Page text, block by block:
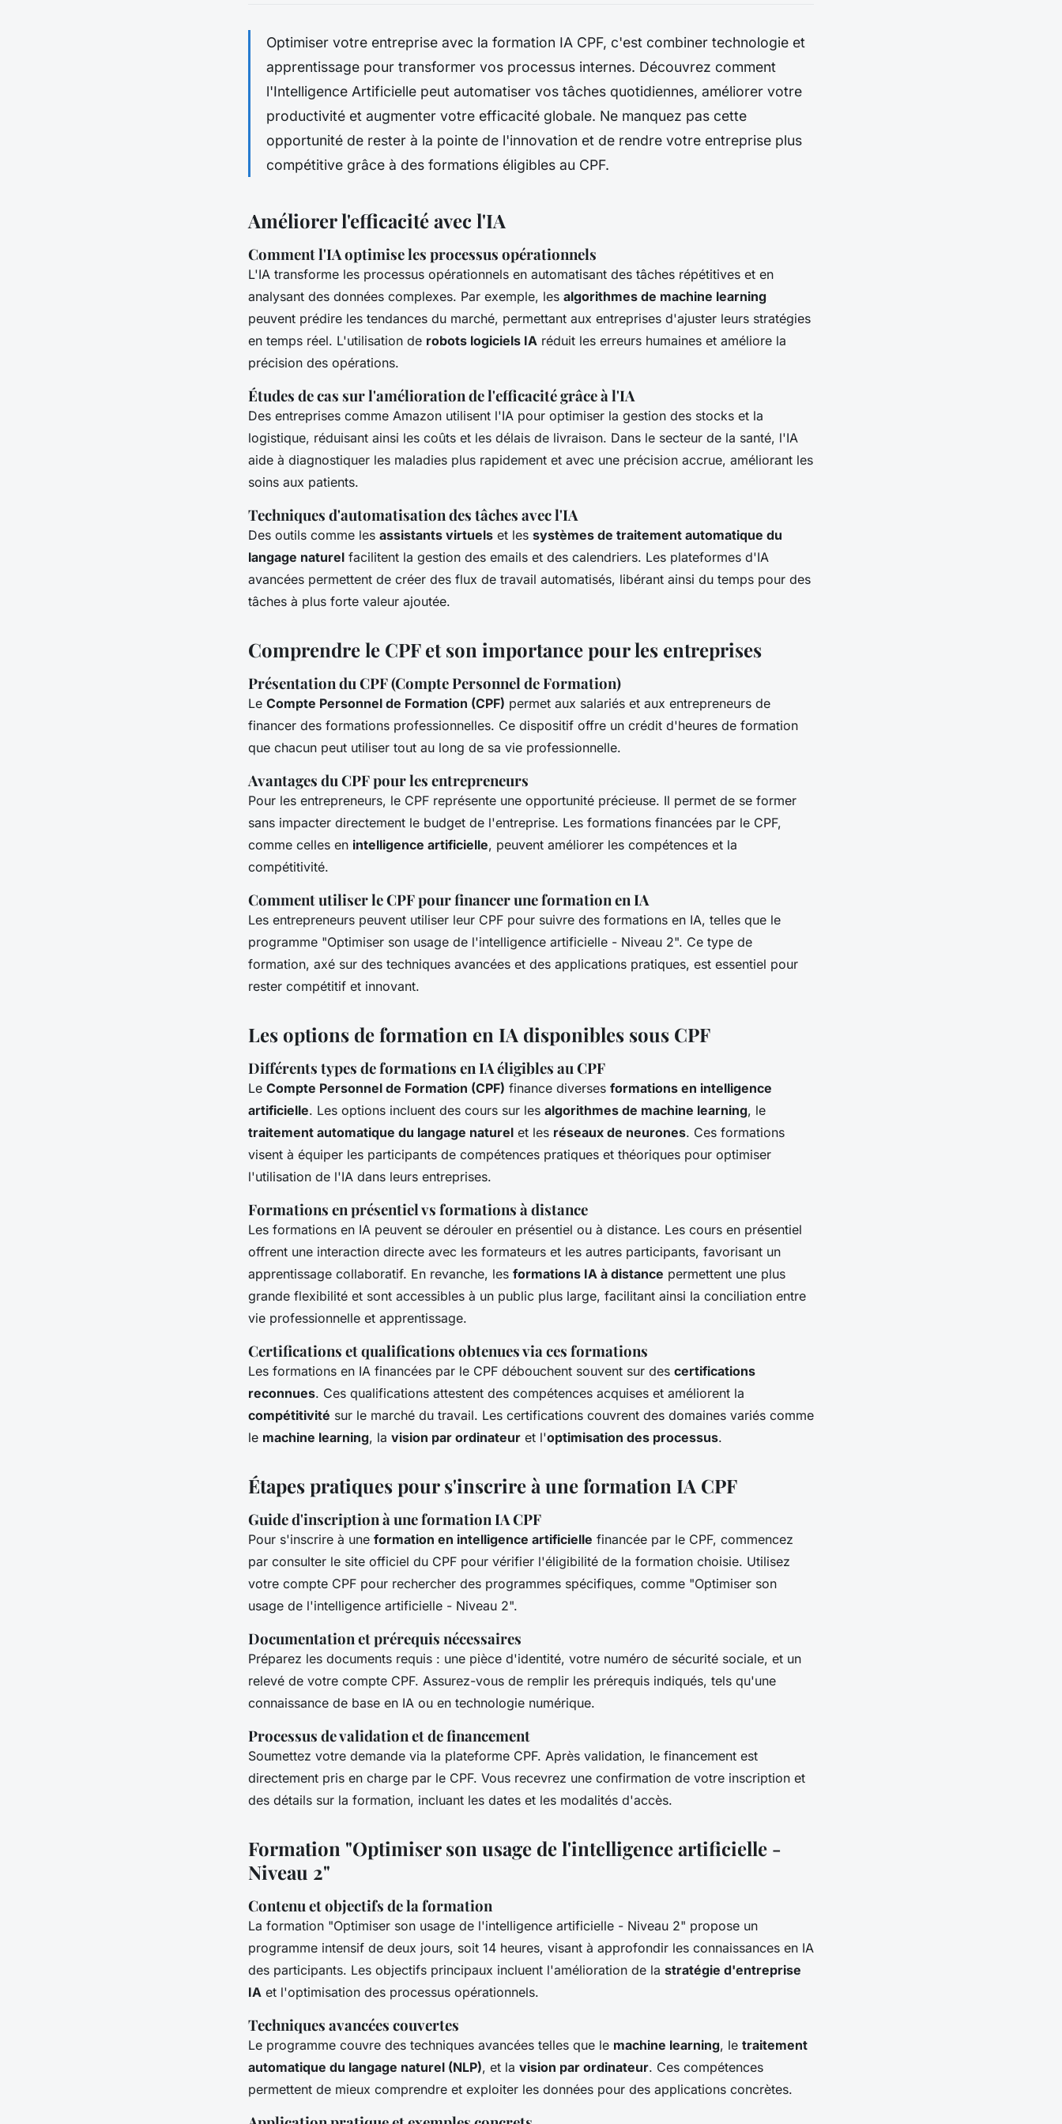
Optimiser votre entreprise avec la formation IA CPF, c'est combiner technologie et
apprentissage pour transformer vos processus internes. Découvrez comment
l'Intelligence Artificielle peut automatiser vos tâches quotidiennes, améliorer votre
productivité et augmenter votre efficacité globale. Ne manquez pas cette
opportunité de rester à la pointe de l'innovation et de rendre votre entreprise plus
compétitive grâce à des formations éligibles au CPF.
Améliorer l'efficacité avec l'IA
Comment l'IA optimise les processus opérationnels
L'IA transforme les processus opérationnels en automatisant des tâches répétitives et en
analysant des données complexes. Par exemple, les algorithmes de machine learning
peuvent prédire les tendances du marché, permettant aux entreprises d'ajuster leurs stratégies
en temps réel. L'utilisation de robots logiciels IA réduit les erreurs humaines et améliore la
précision des opérations.
Études de cas sur l'amélioration de l'efficacité grâce à l'IA
Des entreprises comme Amazon utilisent l'IA pour optimiser la gestion des stocks et la
logistique, réduisant ainsi les coûts et les délais de livraison. Dans le secteur de la santé, l'IA
aide à diagnostiquer les maladies plus rapidement et avec une précision accrue, améliorant les
soins aux patients.
Techniques d'automatisation des tâches avec l'IA
Des outils comme les assistants virtuels et les systèmes de traitement automatique du
langage naturel facilitent la gestion des emails et des calendriers. Les plateformes d'IA
avancées permettent de créer des flux de travail automatisés, libérant ainsi du temps pour des
tâches à plus forte valeur ajoutée.
Comprendre le CPF et son importance pour les entreprises
Présentation du CPF (Compte Personnel de Formation)
Le Compte Personnel de Formation (CPF) permet aux salariés et aux entrepreneurs de
financer des formations professionnelles. Ce dispositif offre un crédit d'heures de formation
que chacun peut utiliser tout au long de sa vie professionnelle.
Avantages du CPF pour les entrepreneurs
Pour les entrepreneurs, le CPF représente une opportunité précieuse. Il permet de se former
sans impacter directement le budget de l'entreprise. Les formations financées par le CPF,
comme celles en intelligence artificielle, peuvent améliorer les compétences et la
compétitivité.
Comment utiliser le CPF pour financer une formation en IA
Les entrepreneurs peuvent utiliser leur CPF pour suivre des formations en IA, telles que le
programme "Optimiser son usage de l'intelligence artificielle - Niveau 2". Ce type de
formation, axé sur des techniques avancées et des applications pratiques, est essentiel pour
rester compétitif et innovant.
Les options de formation en IA disponibles sous CPF
Différents types de formations en IA éligibles au CPF
Le Compte Personnel de Formation (CPF) finance diverses formations en intelligence
artificielle. Les options incluent des cours sur les algorithmes de machine learning, le
traitement automatique du langage naturel et les réseaux de neurones. Ces formations
visent à équiper les participants de compétences pratiques et théoriques pour optimiser
l'utilisation de l'IA dans leurs entreprises.
Formations en présentiel vs formations à distance
Les formations en IA peuvent se dérouler en présentiel ou à distance. Les cours en présentiel
offrent une interaction directe avec les formateurs et les autres participants, favorisant un
apprentissage collaboratif. En revanche, les formations IA à distance permettent une plus
grande flexibilité et sont accessibles à un public plus large, facilitant ainsi la conciliation entre
vie professionnelle et apprentissage.
Certifications et qualifications obtenues via ces formations
Les formations en IA financées par le CPF débouchent souvent sur des certifications
reconnues. Ces qualifications attestent des compétences acquises et améliorent la
compétitivité sur le marché du travail. Les certifications couvrent des domaines variés comme
le machine learning, la vision par ordinateur et l'optimisation des processus.
Étapes pratiques pour s'inscrire à une formation IA CPF
Guide d'inscription à une formation IA CPF
Pour s'inscrire à une formation en intelligence artificielle financée par le CPF, commencez
par consulter le site officiel du CPF pour vérifier l'éligibilité de la formation choisie. Utilisez
votre compte CPF pour rechercher des programmes spécifiques, comme "Optimiser son
usage de l'intelligence artificielle - Niveau 2".
Documentation et prérequis nécessaires
Préparez les documents requis : une pièce d'identité, votre numéro de sécurité sociale, et un
relevé de votre compte CPF. Assurez-vous de remplir les prérequis indiqués, tels qu'une
connaissance de base en IA ou en technologie numérique.
Processus de validation et de financement
Soumettez votre demande via la plateforme CPF. Après validation, le financement est
directement pris en charge par le CPF. Vous recevrez une confirmation de votre inscription et
des détails sur la formation, incluant les dates et les modalités d'accès.
Formation "Optimiser son usage de l'intelligence artificielle -
Niveau 2"
Contenu et objectifs de la formation
La formation "Optimiser son usage de l'intelligence artificielle - Niveau 2" propose un
programme intensif de deux jours, soit 14 heures, visant à approfondir les connaissances en IA
des participants. Les objectifs principaux incluent l'amélioration de la stratégie d'entreprise
IA et l'optimisation des processus opérationnels.
Techniques avancées couvertes
Le programme couvre des techniques avancées telles que le machine learning, le traitement
automatique du langage naturel (NLP), et la vision par ordinateur. Ces compétences
permettent de mieux comprendre et exploiter les données pour des applications concrètes.